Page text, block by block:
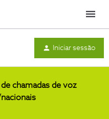
Menu
Iniciar sessão
chamadas de voz